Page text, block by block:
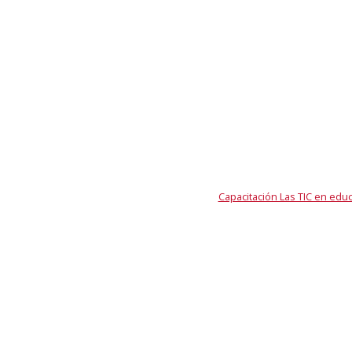
Capacitación Las TIC en